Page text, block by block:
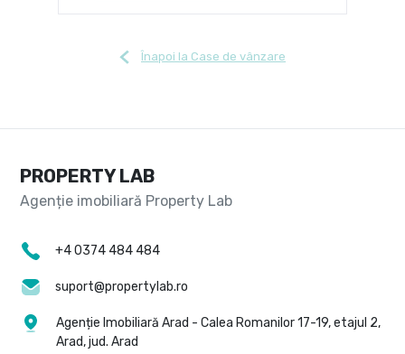
Înapoi la Case de vânzare
PROPERTY LAB
+4 0374 484 484
suport@propertylab.ro
Agenție Imobiliară Arad - Calea Romanilor 17-19, etajul 2,
Arad, jud. Arad